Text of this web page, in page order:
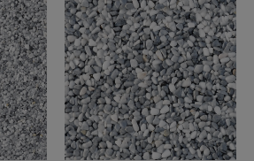
Možnosti
lze
vybrat
na
stránce
produktu
lze
vybrat
na
stránce